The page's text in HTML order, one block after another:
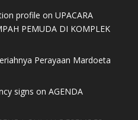
profile on UPACARA
PEMUDA DI KOMPLEK
Perayaan Mardoeta
signs on AGENDA